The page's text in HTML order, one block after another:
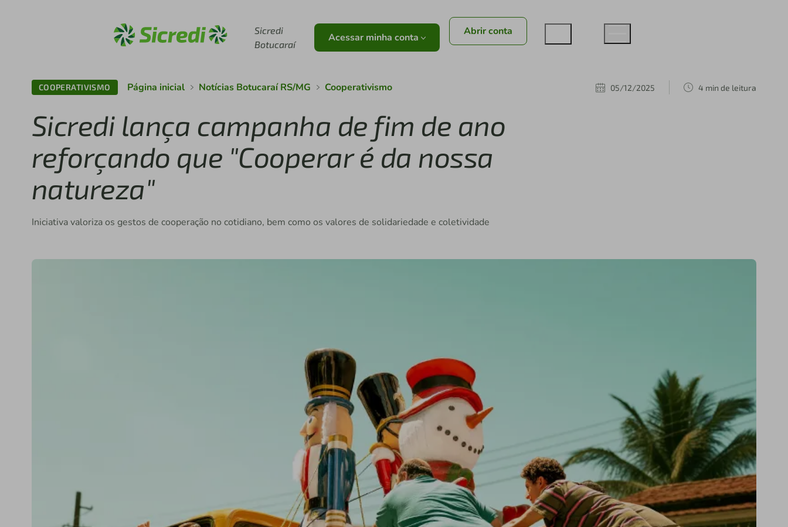
Sicredi
Botucaraí
Acessar minha conta Abrir conta
COOPERATIVISMO Página inicial Notícias Botucaraí RS/MG Cooperativismo 05/12/2025 4 min de leitura
Sicredi lança campanha de fim de ano
reforçando que "Cooperar é da nossa
natureza"
Iniciativa valoriza os gestos de cooperação no cotidiano, bem como os valores de solidariedade e coletividade